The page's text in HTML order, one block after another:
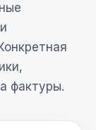
фактуры.